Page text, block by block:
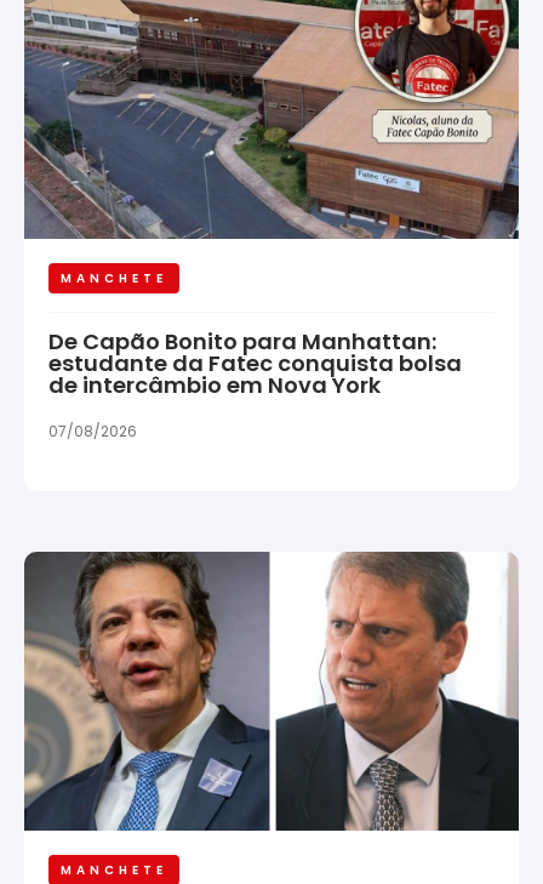
MANCHETE
De Capão Bonito para Manhattan:
estudante da Fatec conquista bolsa
de intercâmbio em Nova York
07/08/2026
MANCHETE